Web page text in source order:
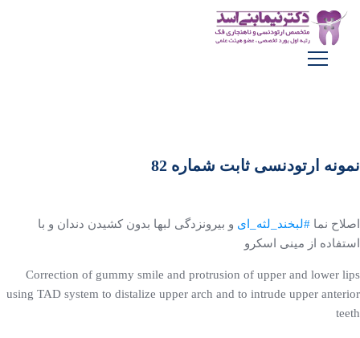
نمونه ارتودنسی ثابت شماره 82
اصلاح نما #لبخند_لثه_ای و بیرونزدگی لبها بدون کشیدن دندان و با
استفاده از مینی اسکرو
Correction of gummy smile and protrusion of upper and lower lips
using TAD system to distalize upper arch and to intrude upper anterior
teeth ‌